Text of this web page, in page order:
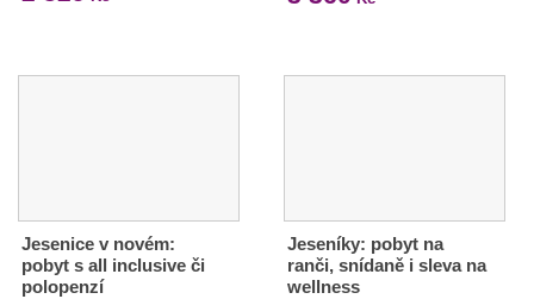
Jesenice v novém:
pobyt s all inclusive či
polopenzí
Jeseníky: pobyt na
ranči, snídaně i sleva na
wellness